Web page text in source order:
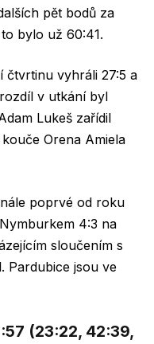
pět bodů za
bylo už 60:41.
čtvrtinu vyhráli 27:5 a
v utkání byl
Lukeš zařídil
Orena Amiela
poprvé od roku
4:3 na
sloučením s
Pardubice jsou ve
(23:22, 42:39,